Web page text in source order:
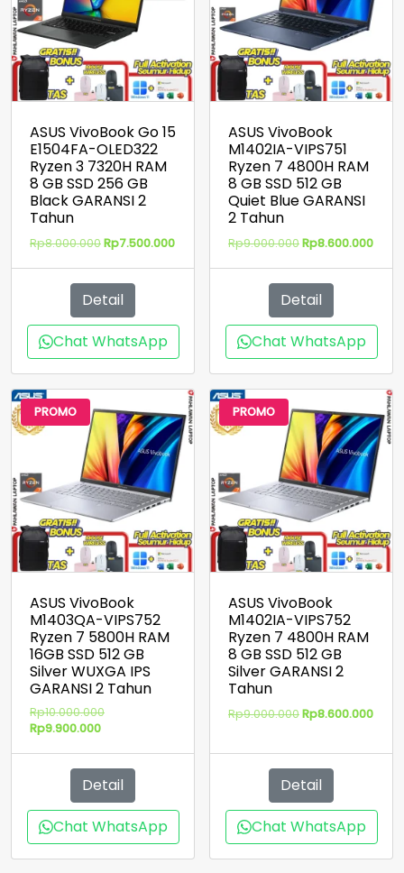
3050ti
RAM
16
GB
SSD
512
Grey
GARANSI
Tahun
ASUS VivoBook Go 15
E1504FA-OLED322
Ryzen 3 7320H RAM
8 GB SSD 256 GB
Black GARANSI 2
Tahun
Rp8.000.000Harga
Rp8.000.000.
Rp7.500.000Harga
Detail
Chat WhatsApp
ASUS VivoBook
M1402IA-VIPS751
Ryzen 7 4800H RAM
8 GB SSD 512 GB
Quiet Blue GARANSI
2 Tahun
Rp9.000.000Harga
Rp9.000.000.
Rp8.600.000
Detail
Chat WhatsApp
PROMO
ASUS VivoBook
M1403QA-VIPS752
Ryzen 7 5800H RAM
16GB SSD 512 GB
Silver WUXGA IPS
GARANSI 2 Tahun
Rp10.000.000Harga
Rp9.900.000Harga
adalah:
Rp9.900.000.
Detail
Chat WhatsApp
PROMO
ASUS VivoBook
M1402IA-VIPS752
Ryzen 7 4800H RAM
8 GB SSD 512 GB
Silver GARANSI 2
Tahun
Rp9.000.000Harga
Rp8.600.000
Detail
Chat WhatsApp